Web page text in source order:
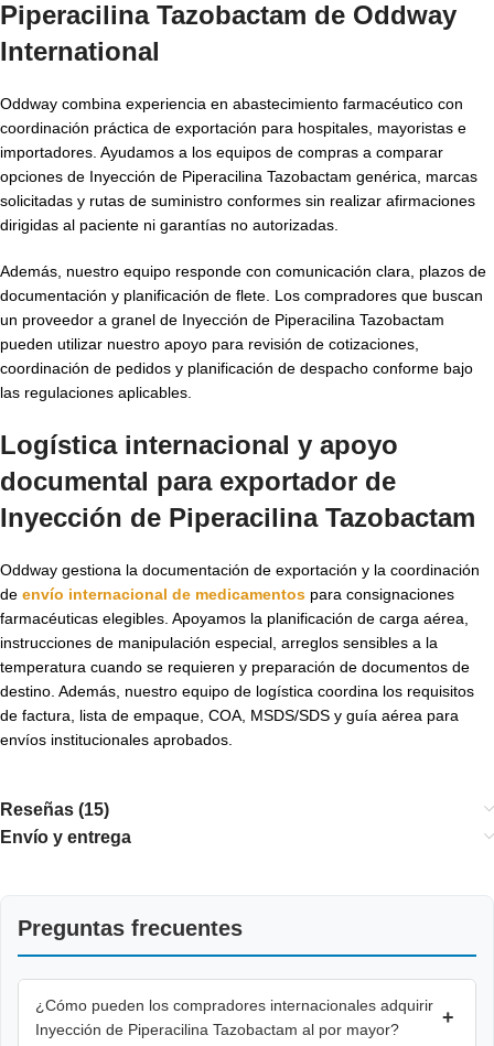
Piperacilina Tazobactam de Oddway
International
Oddway combina experiencia en abastecimiento farmacéutico con
coordinación práctica de exportación para hospitales, mayoristas e
importadores. Ayudamos a los equipos de compras a comparar
opciones de Inyección de Piperacilina Tazobactam genérica, marcas
solicitadas y rutas de suministro conformes sin realizar afirmaciones
dirigidas al paciente ni garantías no autorizadas.
Además, nuestro equipo responde con comunicación clara, plazos de
documentación y planificación de flete. Los compradores que buscan
un proveedor a granel de Inyección de Piperacilina Tazobactam
pueden utilizar nuestro apoyo para revisión de cotizaciones,
coordinación de pedidos y planificación de despacho conforme bajo
las regulaciones aplicables.
Logística internacional y apoyo
documental para exportador de
Inyección de Piperacilina Tazobactam
Oddway gestiona la documentación de exportación y la coordinación
de envío internacional de medicamentos para consignaciones
farmacéuticas elegibles. Apoyamos la planificación de carga aérea,
instrucciones de manipulación especial, arreglos sensibles a la
temperatura cuando se requieren y preparación de documentos de
destino. Además, nuestro equipo de logística coordina los requisitos
de factura, lista de empaque, COA, MSDS/SDS y guía aérea para
envíos institucionales aprobados.
Reseñas (15)
Envío y entrega
Preguntas frecuentes
¿Cómo pueden los compradores internacionales adquirir
Inyección de Piperacilina Tazobactam al por mayor?
+